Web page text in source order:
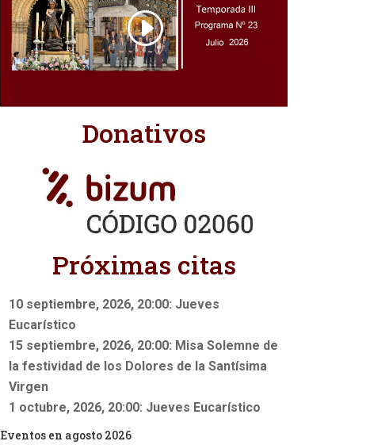
Donativos
Próximas citas
10 septiembre, 2026, 20:00: Jueves
Eucarístico
15 septiembre, 2026, 20:00: Misa Solemne de
la festividad de los Dolores de la Santísima
Virgen
1 octubre, 2026, 20:00: Jueves Eucarístico
Eventos en agosto 2026